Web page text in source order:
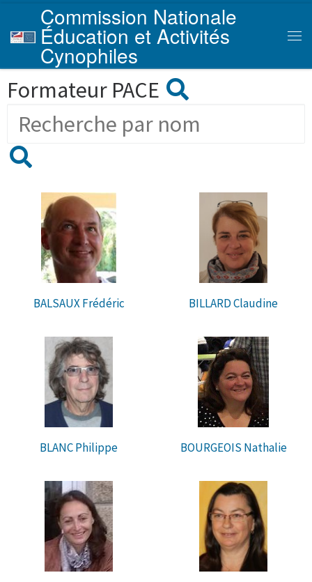
Skip to content
Commission Nationale
Éducation et Activités
Cynophiles
Formateur PACE
BALSAUX Frédéric BILLARD Claudine
BLANC Philippe BOURGEOIS Nathalie